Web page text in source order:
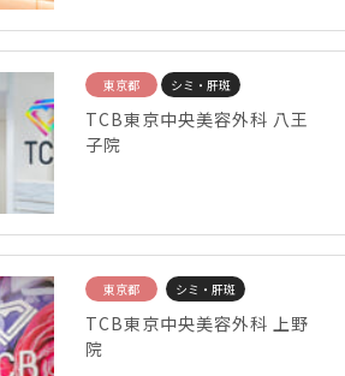
東京都 シミ・肝斑
TCB東京中央美容外科 八王
子院
東京都 シミ・肝斑
TCB東京中央美容外科 上野
院